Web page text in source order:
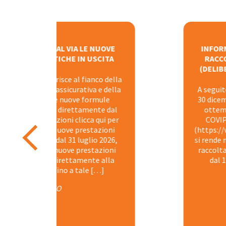
INFORMATIVA IN MERITO
RACCOLTA DELLE ADESIONI
(DELIBERAZIONE COVIP DEL 23
A seguito delle modifiche introdotte
30 dicembre 2025, n. 199, al d.lgs. n.
ottemperanza alle Istruzioni
COVIP con deliberazione del 23
(https://www.covip.it/sites/default/
si rende nota la posizione del Fondo
raccolta delle adesioni automatiche
dal 1° luglio 2026. Il Fondo